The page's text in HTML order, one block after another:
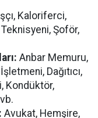
Kaloriferci,
Şoför,
Anbar Memuru,
Dağıtıcı,
Kondüktör,
Avukat, Hemşire,